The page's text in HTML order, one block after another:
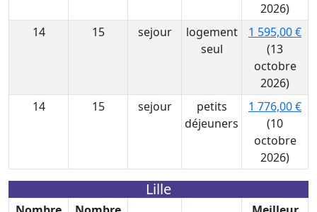
2026)
14
15 sejour
logement
seul
1 595,00 €
(13
octobre
2026)
14
15 sejour
petits
déjeuners
1 776,00 €
(10
octobre
2026)
Lille